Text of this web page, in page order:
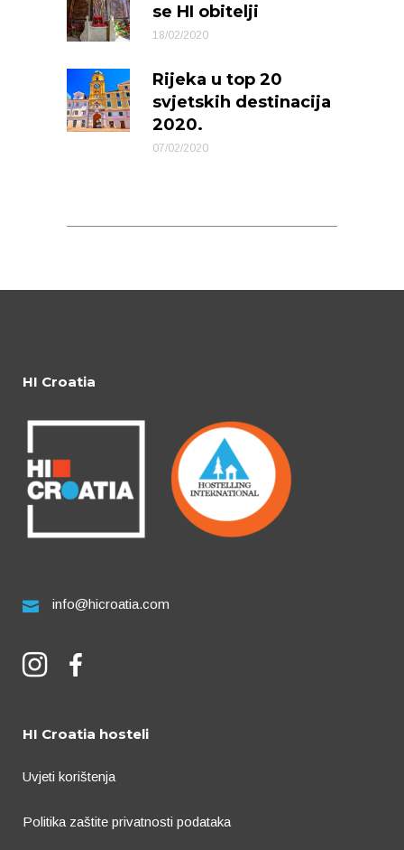
se HI obitelji
18/02/2020
Rijeka u top 20
svjetskih destinacija
2020.
07/02/2020
HI Croatia
info@hicroatia.com
HI Croatia hosteli
Uvjeti korištenja
Politika zaštite privatnosti podataka